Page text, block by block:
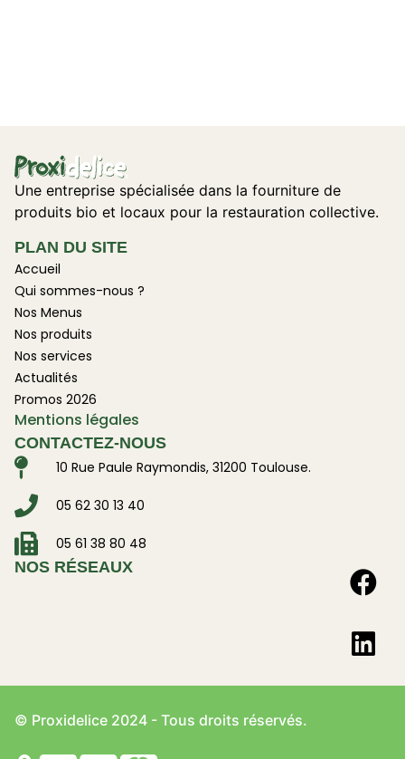
Une entreprise spécialisée dans la fourniture de
produits bio et locaux pour la restauration collective.
PLAN DU SITE
Accueil
Qui sommes-nous ?
Nos Menus
Nos produits
Nos services
Actualités
Promos 2026
Mentions légales
CONTACTEZ-NOUS
10 Rue Paule Raymondis, 31200 Toulouse.
05 62 30 13 40
05 61 38 80 48
NOS RÉSEAUX
© Proxidelice 2024 - Tous droits réservés.